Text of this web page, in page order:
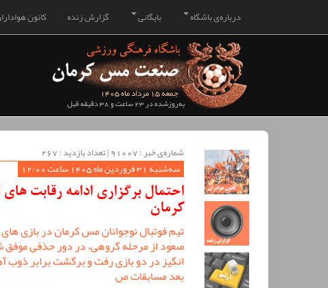
کانون گزارش زنده بایگانی درباره‌ی باشگاه
جمعه 15 مرداد ماه 1405
به‌روزشده در 23 ساعت و 38 دقیقه قبل
شماره‌ی خبر : ‌91007 | تعداد بازدید : 267
سه‌شنبه 31 فروردین ماه 1405 ساعت 12:00
احتمال برگزاری ادامه رقابت
کرمان
تیم فوتبال نوجوانان مس کرمان در بازی
صعود از مرحله گروهی، در دور حذفی موفق
انگیز در دو بازی رفت و برگشت برابر ذوب
بعد مسابقات ص